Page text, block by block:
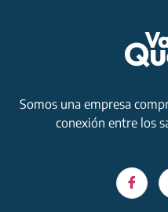
Somos una empresa
conexión entre los